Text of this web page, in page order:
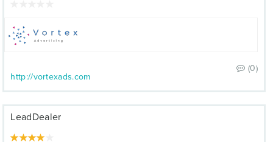
(0)
http://vortexads.com
LeadDealer